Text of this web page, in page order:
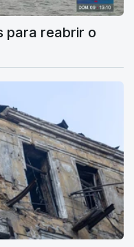
para reabrir o